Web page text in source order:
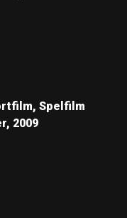
Spelfilm
2009